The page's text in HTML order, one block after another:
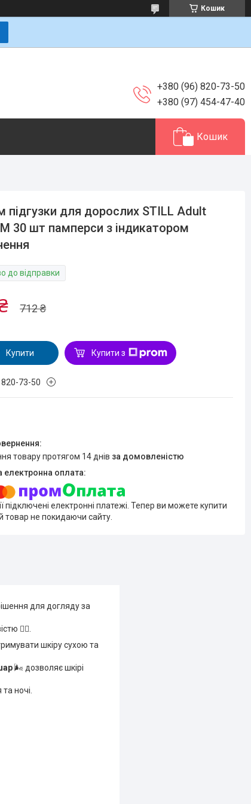
Кошик
+380 (96) 820-73-50
+380 (97) 454-47-40
Кошик
підгузки для дорослих STILL Adult
30 шт памперси з індикатором
до відправки
712 ₴
Купити Купити з
73-50
товару протягом 14 днів за домовленістю
підключені електронні платежі. Тепер ви можете купити
товар не покидаючи сайту.
для догляду за
🚶‍♂️.
шкіру сухою та
🌬️ дозволяє шкірі
ночі.